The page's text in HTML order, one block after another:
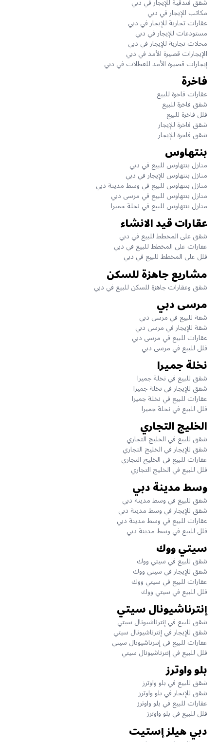
مكاتب للإيجار في دبي
عقارات تجارية للإيجار في دبي
مستودعات للإيجار في دبي
محلات تجارية للإيجار في دبي
الإيجارات قصيرة الأمد في دبي
إيجارات قصيرة الأمد للعطلات في دبي
فاخرة
عقارات فاخرة للبيع
شقق فاخرة للبيع
فلل فاخرة للبيع
شقق فاخرة للإيجار
شقق فاخرة للإيجار
بنتهاوس
منازل بنتهاوس للبيع في دبي
منازل بنتهاوس للإيجار في دبي
منازل بنتهاوس للبيع في وسط مدينة دبي
منازل بنتهاوس للبيع في مرسى دبي
منازل بنتهاوس للبيع في نخلة جميرا
عقارات قيد الانشاء
شقق على المخطط للبيع في دبي
عقارات على المخطط للبيع في دبي
فلل على المخطط للبيع في دبي
مشاريع جاهزة للسكن
شقق وعقارات جاهزة للسكن للبيع في دبي
مرسى دبي
شقة للبيع في مرسى دبي
شقة للإيجار في مرسى دبي
عقارات للبيع في مرسى دبي
فلل للبيع في مرسى دبي
نخلة جميرا
شقق للبيع في نخلة جميرا
شقق للإيجار في نخلة جميرا
عقارات للبيع في نخلة جميرا
فلل للبيع في نخلة جميرا
الخليج التجاري
شقق للبيع في الخليج التجاري
شقق للإيجار في الخليج التجاري
عقارات للبيع في الخليج التجاري
فلل للبيع في الخليج التجاري
وسط مدينة دبي
شقق للبيع في وسط مدينة دبي
شقق للإيجار في وسط مدينة دبي
عقارات للبيع في وسط مدينة دبي
فلل للبيع في وسط مدينة دبي
سيتي ووك
شقق للبيع في سيتي ووك
شقق للإيجار في سيتي ووك
عقارات للبيع في سيتي ووك
فلل للبيع في سيتي ووك
إنترناشيونال سيتي
شقق للبيع في إنترناشيونال سيتي
شقق للإيجار في إنترناشيونال سيتي
عقارات للبيع في إنترناشيونال سيتي
فلل للبيع في إنترناشيونال سيتي
بلو واوترز
شقق للبيع في بلو واوترز
شقق للإيجار في بلو واوترز
عقارات للبيع في بلو واوترز
فلل للبيع في بلو واوترز
دبي هيلز إستيت